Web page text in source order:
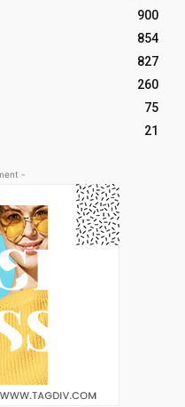
900
854
827
260
75
21
-